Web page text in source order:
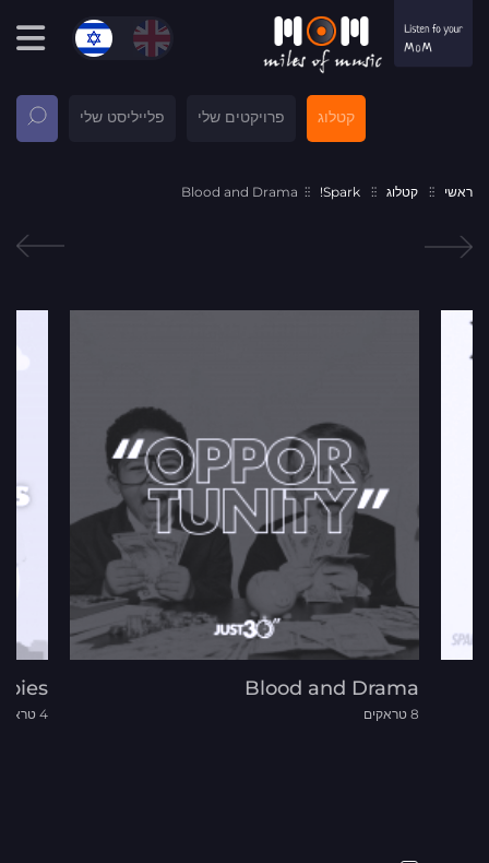
קטלוג פרויקטים שלי פלייליסט שלי
ראשי קטלוג Spark!
Blood and Drama
Blood and Drama
8 טראקים 4 טראקים